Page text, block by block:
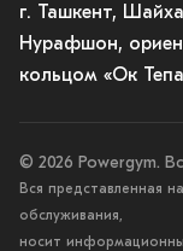
г. Ташкент,
Нурафшон,
кольцом «Ок
© 2026 Powergym.
Вся представленная
обслуживания,
носит